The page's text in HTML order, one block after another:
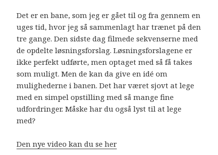
Det er en bane, som jeg er gået til og fra gennem en
uges tid, hvor jeg så sammenlagt har trænet på den
tre gange. Den sidste dag filmede sekvenserne med
de opdelte løsningsforslag. Løsningsforslagene er
ikke perfekt udførte, men optaget med så få takes
som muligt. Men de kan da give en idé om
mulighederne i banen. Det har været sjovt at lege
med en simpel opstilling med så mange fine
udfordringer. Måske har du også lyst til at lege
med?
Den nye video kan du se her